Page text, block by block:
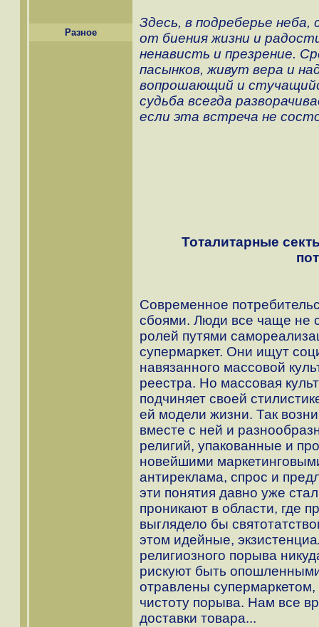
Разное
Здесь, в подреберье
от биения жизни и
ненависть и презрение.
пасынков, живут вера и
вопрошающий и
судьба всегда
если эта встреча не
Тоталитарные
Современное
сбоями. Люди все чаще не
ролей путями
супермаркет. Они ищут
навязанного массовой
реестра. Но массовая
подчиняет своей
ей модели жизни. Так
вместе с ней и
религий, упакованные и
новейшими
антиреклама, спрос и
эти понятия давно уже
проникают в области, где
выглядело бы
этом идейные,
религиозного порыва
рискуют быть
отравлены супермаркетом,
чистоту порыва. Нам все
доставки товара...